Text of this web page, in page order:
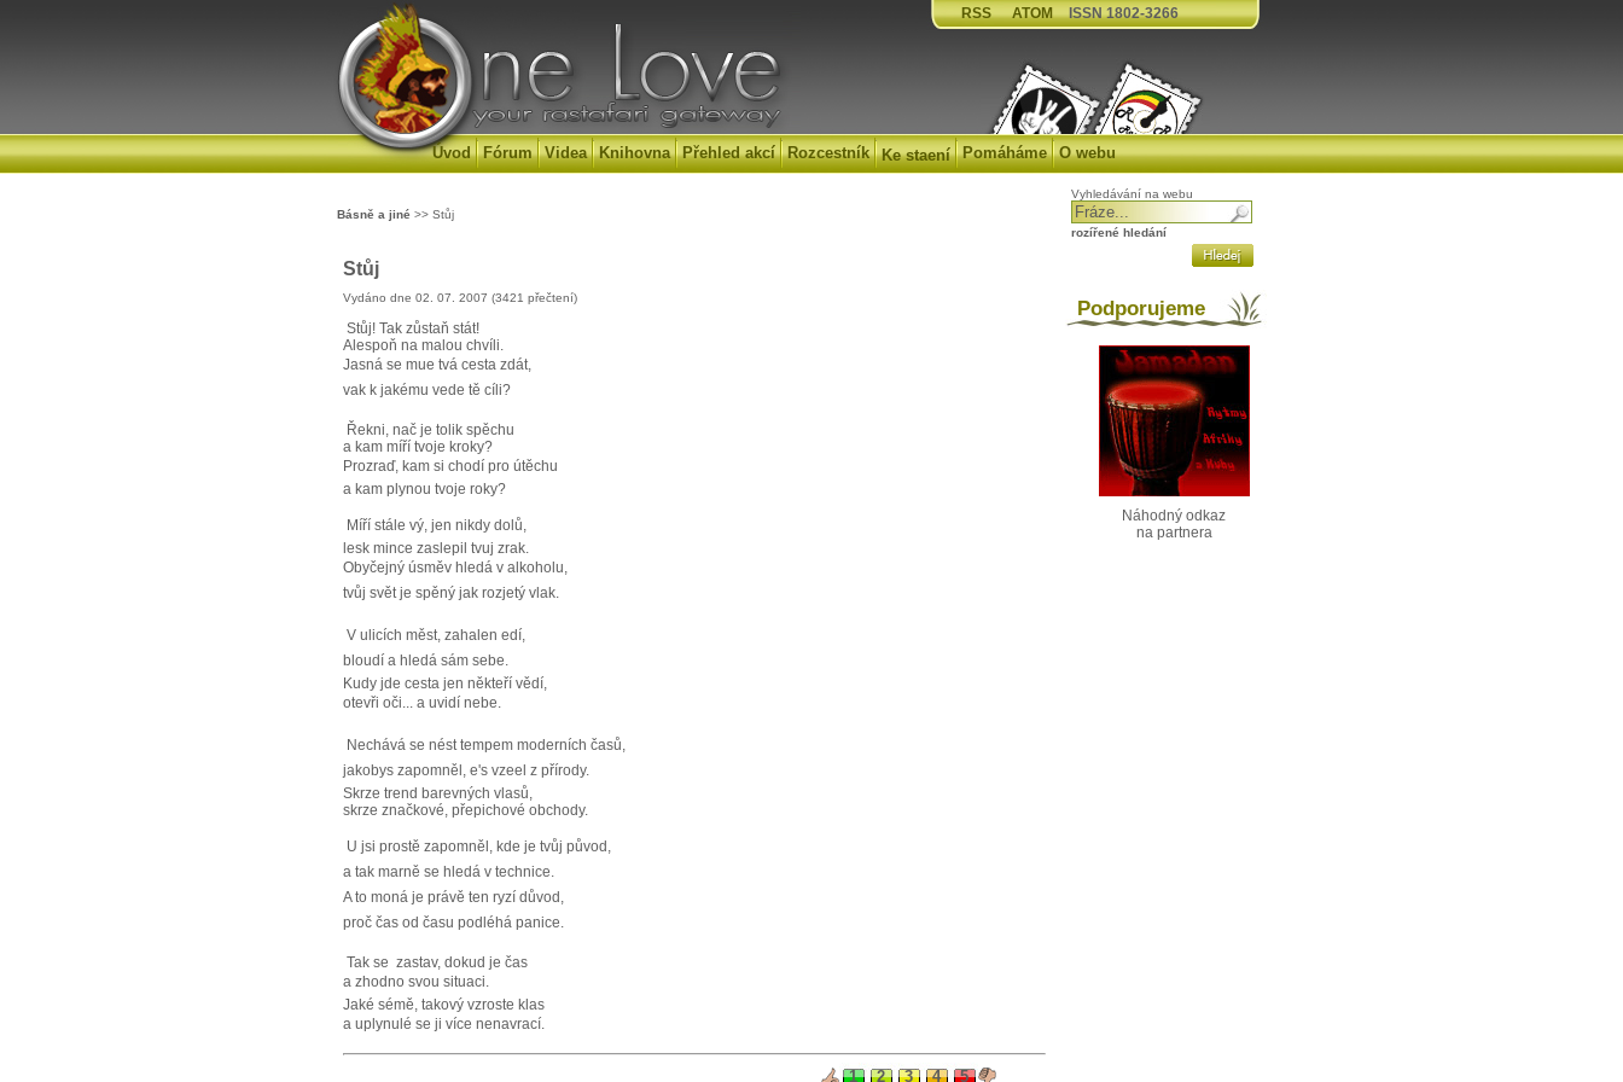
RSS ATOM ISSN 1802-3266
Úvod Fórum Videa Knihovna Přehled akcí Rozcestník Ke staení Pomáháme O webu
Básně a jiné >> Stůj
Stůj
Vydáno dne 02. 07. 2007 (3421 přečtení)
Stůj! Tak zůstaň stát!
Alespoň na malou chvíli.
Jasná se mue tvá cesta zdát,
vak k jakému vede tě cíli?
Řekni, nač je tolik spěchu
a kam míří tvoje kroky?
Prozraď, kam si chodí pro útěchu
a kam plynou tvoje roky?
Míří stále vý, jen nikdy dolů,
lesk mince zaslepil tvuj zrak.
Obyčejný úsměv hledá v alkoholu,
tvůj svět je spěný jak rozjetý vlak.
V ulicích měst, zahalen edí,
bloudí a hledá sám sebe.
Kudy jde cesta jen někteří vědí,
otevři oči... a uvidí nebe.
Nechává se nést tempem moderních časů,
jakobys zapomněl, e's vzeel z přírody.
Skrze trend barevných vlasů,
skrze značkové, přepichové obchody.
U jsi prostě zapomněl, kde je tvůj původ,
a tak marně se hledá v technice.
A to moná je právě ten ryzí důvod,
proč čas od času podléhá panice.
Tak se zastav, dokud je čas
a zhodno svou situaci.
Jaké sémě, takový vzroste klas
a uplynulé se ji více nenavrací.
Vyhledávání na webu
rozířené hledání
Podporujeme
Náhodný odkaz
na partnera